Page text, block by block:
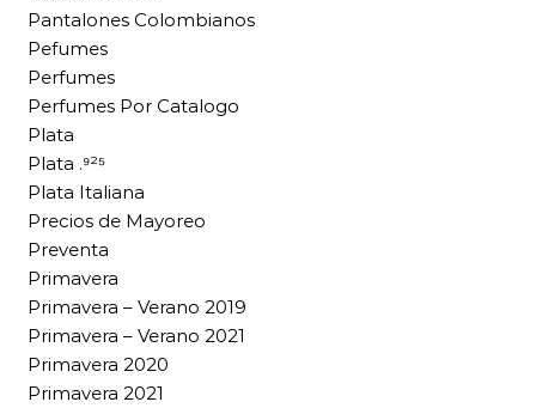
Pantalones Colombianos
Pefumes
Perfumes
Perfumes Por Catalogo
Plata
Plata .⁹²⁵
Plata Italiana
Precios de Mayoreo
Preventa
Primavera
Primavera – Verano 2019
Primavera – Verano 2021
Primavera 2020
Primavera 2021